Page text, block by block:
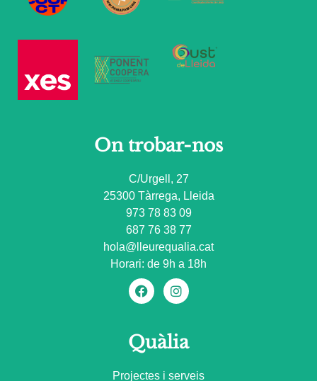
On trobar-nos
C/Urgell, 27
25300 Tàrrega, Lleida
973 78 83 09
687 76 38 77
hola@lleurequalia.cat
Horari: de 9h a 18h
Quàlia
Projectes i serveis